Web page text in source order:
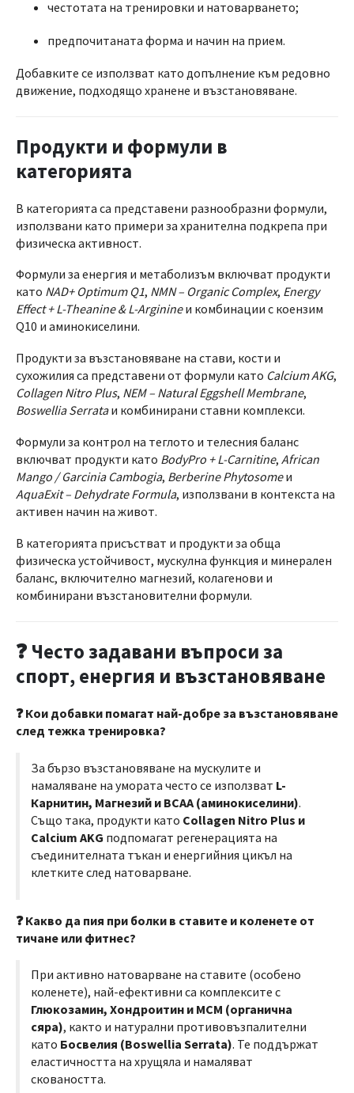
честотата на тренировки и натоварването;
предпочитаната форма и начин на прием.
Добавките се използват като допълнение към редовно
движение, подходящо хранене и възстановяване.
Продукти и формули в
категорията
В категорията са представени разнообразни формули,
използвани като примери за хранителна подкрепа при
физическа активност.
Формули за енергия и метаболизъм включват продукти
като NAD+ Optimum Q1, NMN – Organic Complex, Energy
Effect + L-Theanine & L-Arginineи комбинации с коензим
Q10 и аминокиселини.
Продукти за възстановяване на стави, кости и
сухожилия са представени от формули като Calcium AKG,
Collagen Nitro Plus, NEM – Natural Eggshell Membrane,
Boswellia Serrataи комбинирани ставни комплекси.
Формули за контрол на теглото и телесния баланс
включват продукти като BodyPro + L-Carnitine, African
Mango / Garcinia Cambogia, Berberine Phytosomeи
AquaExit – Dehydrate Formula, използвани в контекста на
активен начин на живот.
В категорията присъстват и продукти за обща
физическа устойчивост, мускулна функция и минерален
баланс, включително магнезий, колагенови и
комбинирани възстановителни формули.
❓ Често задавани въпроси за
спорт, енергия и възстановяване
❓ Кои добавки помагат най-добре за възстановяване
след тежка тренировка?
За бързо възстановяване на мускулите и
намаляване на умората често се използват L-
Карнитин, Магнезий и BCAA (аминокиселини).
Също така, продукти като Collagen Nitro Plus и
Calcium AKG подпомагат регенерацията на
съединителната тъкан и енергийния цикъл на
клетките след натоварване.
❓ Какво да пия при болки в ставите и коленете от
тичане или фитнес?
При активно натоварване на ставите (особено
коленете), най-ефективни са комплексите с
Глюкозамин, Хондроитин и МСМ (органична
сяра), както и натурални противовъзпалителни
като Босвелия (Boswellia Serrata). Те поддържат
еластичността на хрущяла и намаляват
сковаността.